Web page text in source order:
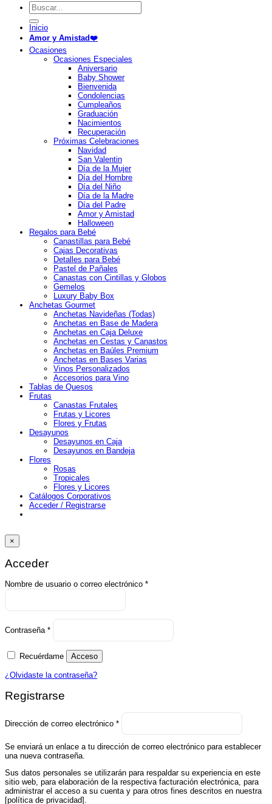
Buscar
por:
Inicio
Amor y Amistad❤️
Ocasiones
Ocasiones Especiales
Aniversario
Baby Shower
Bienvenida
Condolencias
Cumpleaños
Graduación
Nacimientos
Recuperación
Próximas Celebraciones
Navidad
San Valentin
Día de la Mujer
Día del Hombre
Día del Niño
Día de la Madre
Día del Padre
Amor y Amistad
Halloween
Regalos para Bebé
Canastillas para Bebé
Cajas Decorativas
Detalles para Bebé
Pastel de Pañales
Canastas con Cintillas y Globos
Gemelos
Luxury Baby Box
Anchetas Gourmet
Anchetas Navideñas (Todas)
Anchetas en Base de Madera
Anchetas en Caja Deluxe
Anchetas en Cestas y Canastos
Anchetas en Baúles Premium
Anchetas en Bases Varias
Vinos Personalizados
Accesorios para Vino
Tablas de Quesos
Frutas
Canastas Frutales
Frutas y Licores
Flores y Frutas
Desayunos
Desayunos en Caja
Desayunos en Bandeja
Flores
Rosas
Tropicales
Flores y Licores
Catálogos Corporativos
Acceder / Registrarse
×
Acceder
Nombre de usuario o correo electrónico *Obligatorio
Contraseña *
Obligatorio
Recuérdame Acceso
¿Olvidaste la contraseña?
Registrarse
Dirección de correo electrónico *
Obligatorio
Se enviará un enlace a tu dirección de correo electrónico para establecer
una nueva contraseña.
Sus datos personales se utilizarán para respaldar su experiencia en este
sitio web, para elaboración de la respectiva facturación electrónica, para
administrar el acceso a su cuenta y para otros fines descritos en nuestra
[política de privacidad].